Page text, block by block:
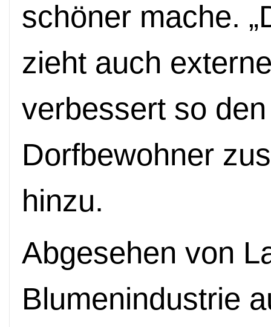
schöner mache. „
zieht auch
verbessert so
Dorfbewohner
hinzu.
Abgesehen von
Blumenindustrie